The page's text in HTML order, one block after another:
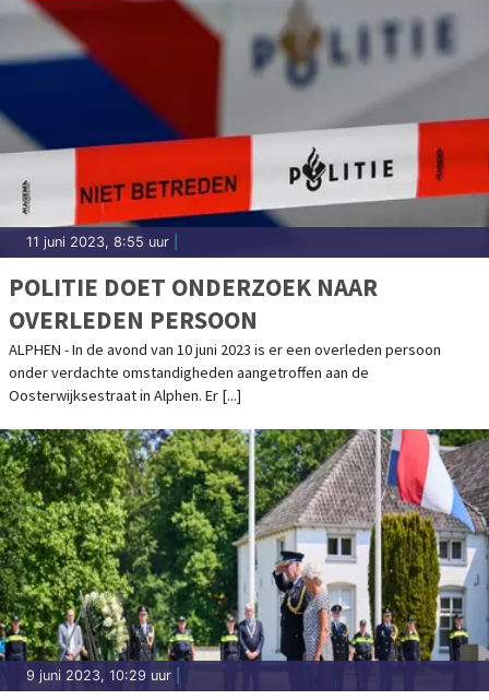
11 juni 2023, 8:55 uur
POLITIE DOET ONDERZOEK NAAR
OVERLEDEN PERSOON
ALPHEN - In de avond van 10 juni 2023 is er een overleden persoon
onder verdachte omstandigheden aangetroffen aan de
Oosterwijksestraat in Alphen. Er [...]
9 juni 2023, 10:29 uur